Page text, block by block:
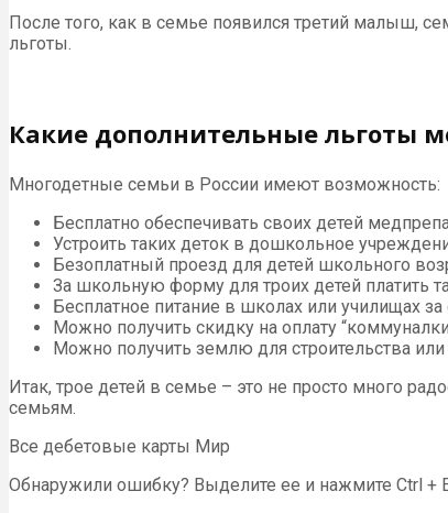
После того, как в семье появился третий малыш,
льготы.
Какие дополнительные льготы
Многодетные семьи в России имеют возможность:
Бесплатно обеспечивать своих детей
Устроить таких деток в дошкольное
Безоплатный проезд для детей школьного
За школьную форму для троих детей платить
Бесплатное питание в школах или училищах
Можно получить скидку на оплату
Можно получить землю для строительства
Итак, трое детей в семье – это не просто много
семьям.
Все дебетовые карты Мир
Обнаружили ошибку? Выделите ее и нажмите Ctrl +